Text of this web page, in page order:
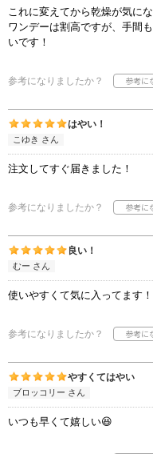
これに変えてから乾燥が気に
ワンデーは割高ですが、手間
いです！
参考になりましたか？
はやい！
こゆき さん
注文してすぐ届きました！
参考になりましたか？
良い！
むー さん
使いやすくて気に入ってます！
参考になりましたか？
やすくてはやい
ブロッコリー さん
いつも早くて嬉しい😆